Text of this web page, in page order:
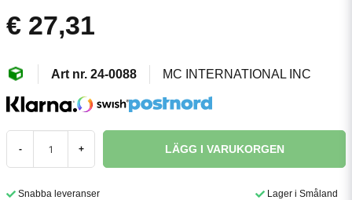
€ 27,31
24-0088 MC INTERNATIONAL INC
- + LÄGG I VARUKORGEN
Snabba leveranser Lager i Småland